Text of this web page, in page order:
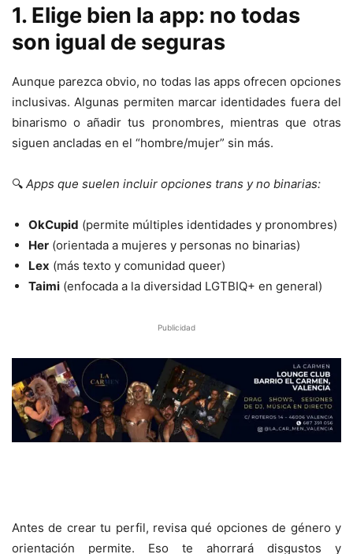
1. Elige bien la app: no todas
son igual de seguras
Aunque parezca obvio, no todas las apps ofrecen opciones
inclusivas. Algunas permiten marcar identidades fuera del
binarismo o añadir tus pronombres, mientras que otras
siguen ancladas en el “hombre/mujer” sin más.
🔍 Apps que suelen incluir opciones trans y no binarias:
OkCupid (permite múltiples identidades y pronombres)
Her (orientada a mujeres y personas no binarias)
Lex (más texto y comunidad queer)
Taimi (enfocada a la diversidad LGTBIQ+ en general)
Publicidad
Antes de crear tu perfil, revisa qué opciones de género y
orientación permite. Eso te ahorrará disgustos y